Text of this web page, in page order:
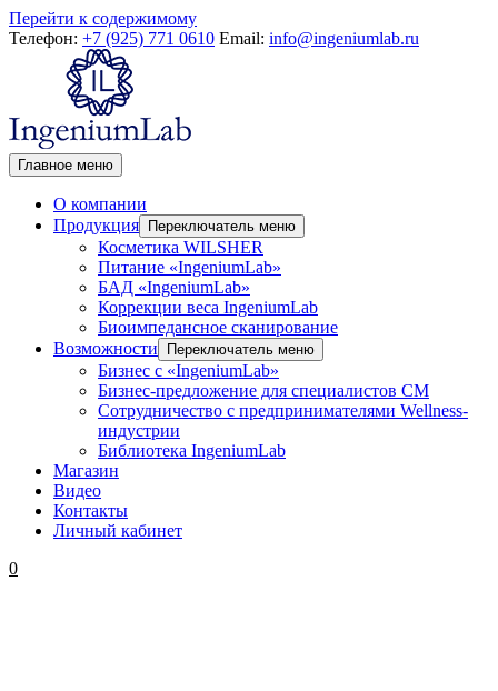
Перейти к содержимому
Телефон: +7 (925) 771 0610 Email: info@ingeniumlab.ru
Главное меню
О компании
Продукция
Переключатель меню
Косметика WILSHER
Питание «IngeniumLab»
БАД «IngeniumLab»
Коррекции веса IngeniumLab
Биоимпедансное сканирование
Возможности
Переключатель меню
Бизнес с «IngeniumLab»
Бизнес-предложение для специалистов СМ
Сотрудничество с предпринимателями Wellness-
индустрии
Библиотека IngeniumLab
Магазин
Видео
Контакты
Личный кабинет
0